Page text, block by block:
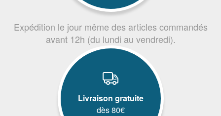
Expédition le jour même des articles commandés
avant 12h (du lundi au vendredi).
Livraison gratuite
dès 80€